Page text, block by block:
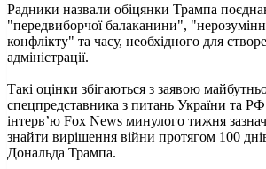
Радники назвали обіцянки Трампа
"передвиборчої балаканини",
конфлікту" та часу, необхідного для
адміністрації.
Такі оцінки збігаються з заявою
спецпредставника з питань України та
інтерв’ю Fox News минулого тижня
знайти вирішення війни протягом 100 днів
Дональда Трампа.